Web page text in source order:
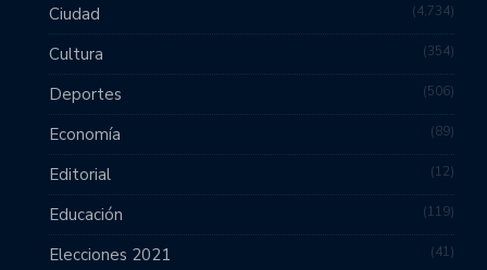
Ciudad 4,734
Cultura 354
Deportes 506
Economía 89
Editorial 12
Educación 119
Elecciones 2021 41